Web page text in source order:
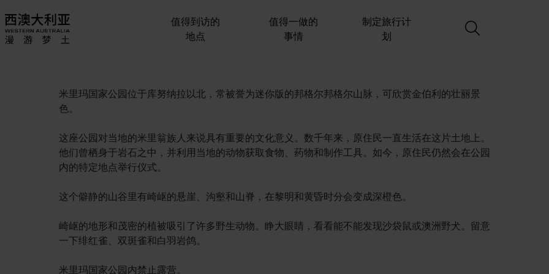
值得到访的
地点
值得一做的
事情
制定旅行计
划
米里玛国家公园位于库努纳拉以北，常被誉为迷你版的邦格尔邦格尔山脉，可欣赏金伯利的壮丽景
色。
这座公园对当地的米里翁族人来说具有重要的文化意义。数千年来，原住民一直生活在这片土地上。
他们曾栖身于岩石之中，并利用当地的动物获取食物、药物和制作工具。如今，原住民仍然会在公园
内的特定地点举行仪式。
这个僻静的山谷里有崎岖的悬崖、沟壑和山脊，在黎明和黄昏时分会变成深橙色。
崎岖的地形和茂密的植被吸引了许多野生动物。睁大眼睛，看看能不能发现沙袋鼠或澳洲野犬。留意
一下绯红雀、双斑雀和白羽岩鸽。
米里玛国家公园内禁止露营。